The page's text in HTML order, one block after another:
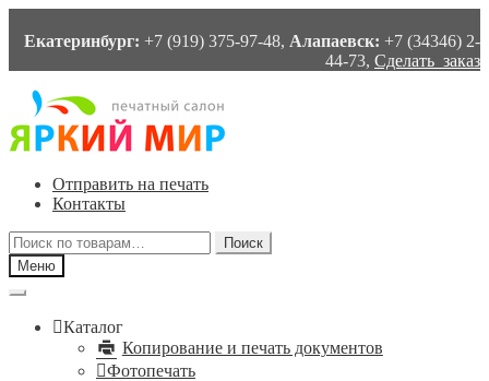
Екатеринбург: +7 (919) 375-97-48, Алапаевск: +7 (34346) 2-
44-73, Сделать заказ
Перейти
навигации
Перейти
содержимому
Отправить на печать
Контакты
Искать:
Поиск
Меню
Каталог
Копирование и печать документов
Фотопечать